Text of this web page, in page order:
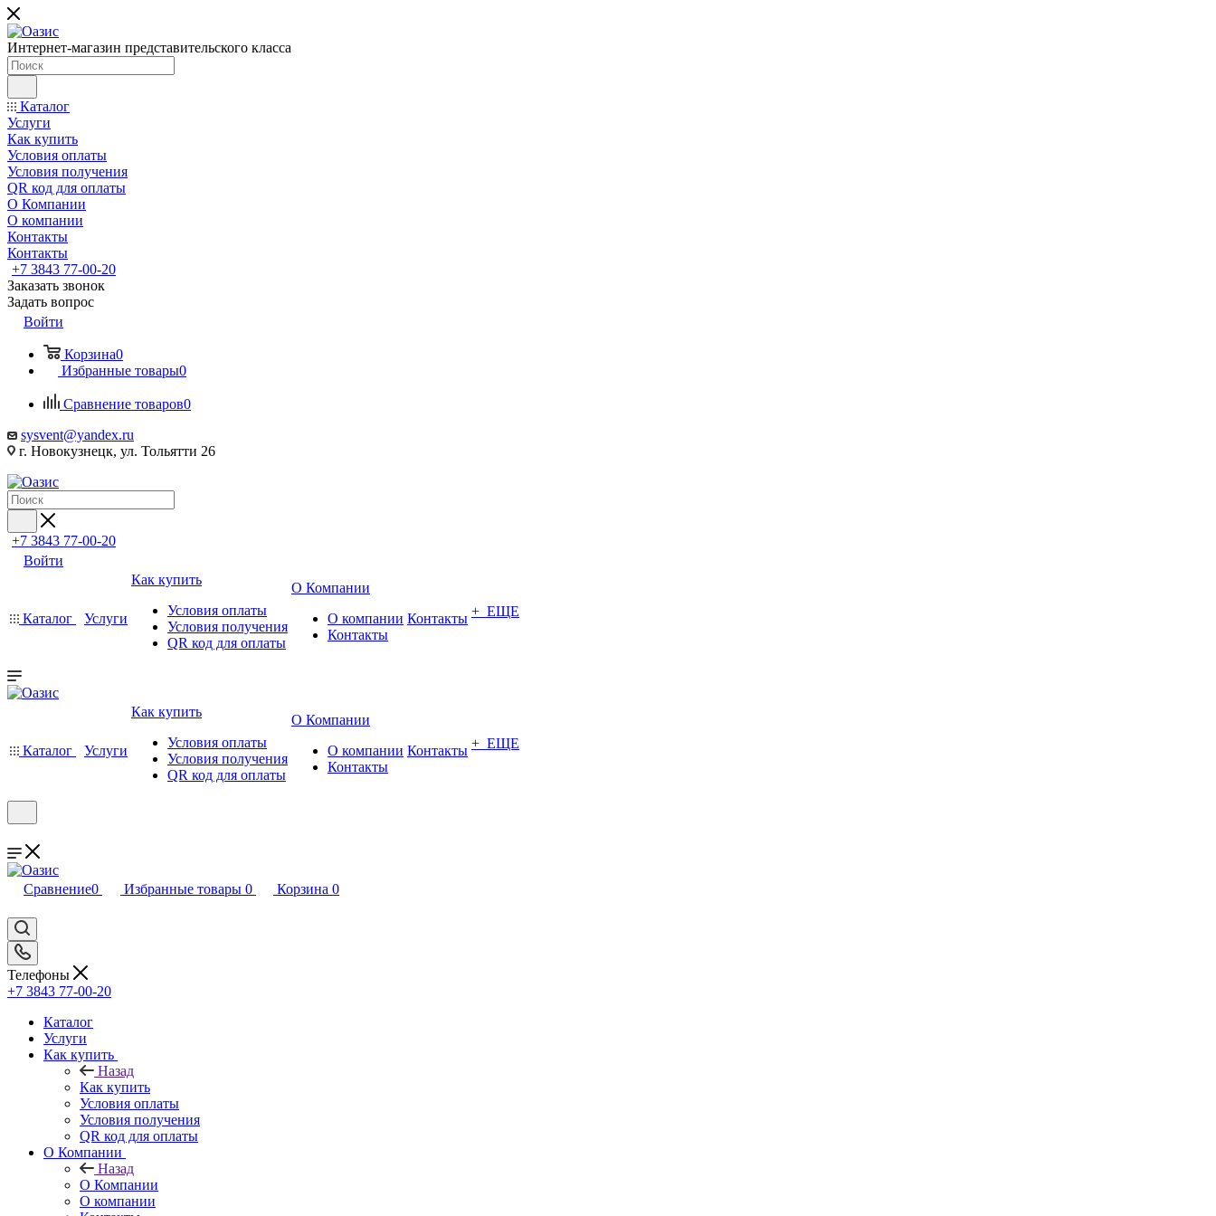
Интернет-магазин представительского класса
Каталог
Услуги
Как купить
Условия оплаты
Условия получения
QR код для оплаты
О Компании
О компании
Контакты
Контакты
+7 3843 77-00-20
Заказать звонок
Задать вопрос
Войти
Корзина0
Избранные товары0
Сравнение товаров0
sysvent@yandex.ru
г. Новокузнецк, ул. Тольятти 26
+7 3843 77-00-20
Войти
Каталог Услуги
Как купить
Условия оплаты
Условия получения
QR код для оплаты
О Компании
О компании
Контакты
Контакты + ЕЩЕ
Каталог Услуги
Как купить
Условия оплаты
Условия получения
QR код для оплаты
О Компании
О компании
Контакты
Контакты + ЕЩЕ
Сравнение0 Избранные товары 0 Корзина 0
Телефоны
+7 3843 77-00-20
Каталог
Услуги
Как купить
Назад
Как купить
Условия оплаты
Условия получения
QR код для оплаты
О Компании
Назад
О Компании
О компании